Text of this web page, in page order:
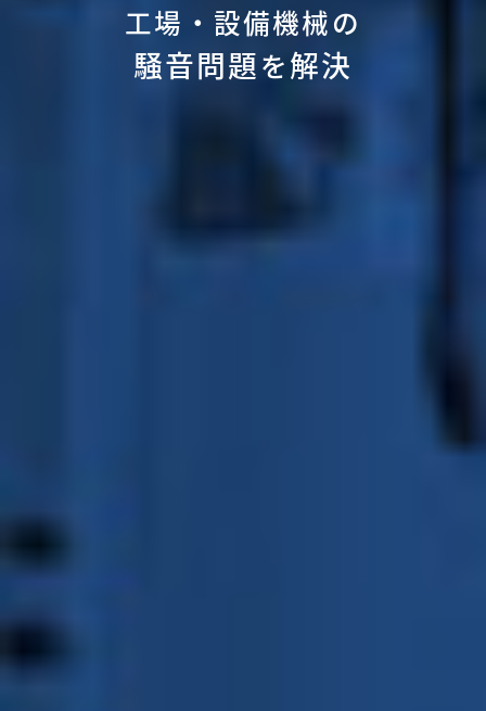
工場・設備機械の
騒音問題を解決